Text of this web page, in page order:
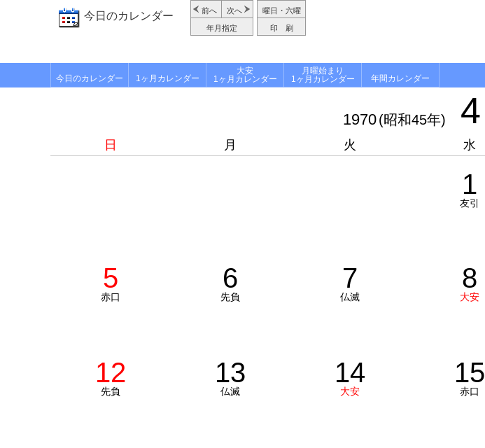
今日のカレンダー 前へ 次へ
年月指定
曜日・六曜
印 刷
今日のカレンダー 1ヶ月カレンダー
大安
1ヶ月カレンダー
月曜始まり
1ヶ月カレンダー
年間カレンダー
1970(昭和45年) 4
日 月 火 水
1
友引
5
赤口
6
先負
7
仏滅
8
大安
12
先負
13
仏滅
14
大安
15
赤口